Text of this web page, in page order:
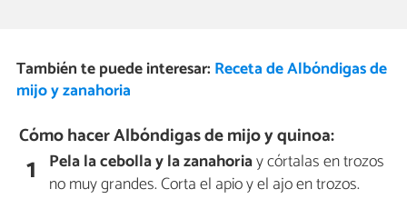
También te puede interesar: Receta de Albóndigas de
mijo y zanahoria
Cómo hacer Albóndigas de mijo y quinoa:
1 Pela la cebolla y la zanahoriay córtalas en trozos
no muy grandes. Corta el apio y el ajo en trozos.